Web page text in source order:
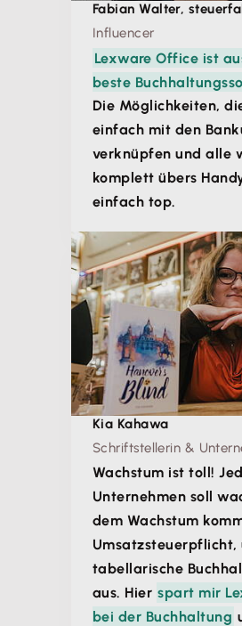
Fabian Walter,
Influencer
Lexware Office ist
beste
Die Möglichkeiten,
einfach mit den
verknüpfen und alle
komplett übers
einfach top.
Kia Kahawa
Schriftstellerin &
Wachstum ist toll!
Unternehmen soll
dem Wachstum
tabellarische
aus. Hier spart mir
bei der Buchhaltung